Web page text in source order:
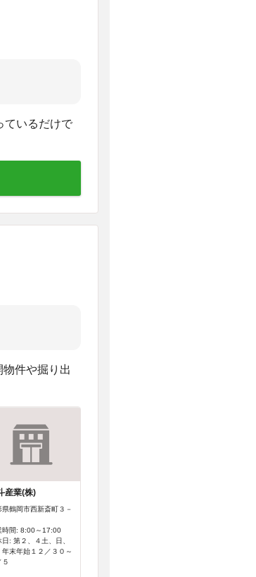
ているだけで
件や掘り出
産業(株)
県鶴岡市西新斎町３－
時間: 8:00～17:00
日: 第２、４土、日、
年末年始１２／３０～
５